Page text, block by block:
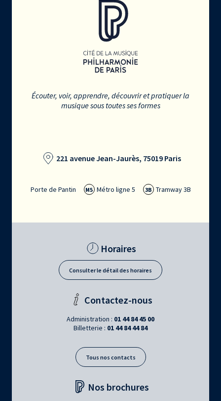
Écouter, voir, apprendre, découvrir et pratiquer la
musique sous toutes ses formes
221 avenue Jean-Jaurès, 75019 Paris
Porte de Pantin M5 Métro ligne 5 3B Tramway 3B
Horaires
Consulter le détail des horaires
Contactez-nous
Administration : 01 44 84 45 00
Billetterie : 01 44 84 44 84
Tous nos contacts
Nos brochures